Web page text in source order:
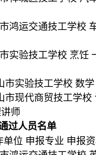
鸿运交通技工学校
实验技工学校 烹饪
市实验技工学校 数
市现代商贸技工学校
师
过人员名单
位 申报专业 申报